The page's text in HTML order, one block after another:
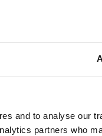
and to analyse our
partners who